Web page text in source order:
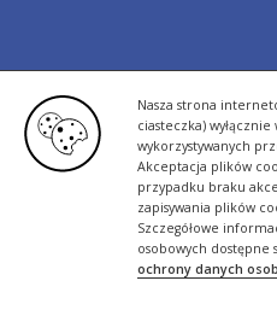
Nasza strona
ciasteczka)
wykorzystywanych
Akceptacja plików
przypadku braku
zapisywania plików
Szczegółowe
osobowych dostępne
ochrony danych
rutyna.pl -